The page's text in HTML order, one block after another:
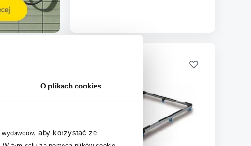
O plikach cookies
wydawców, aby korzystać ze
Dodaj do porównania